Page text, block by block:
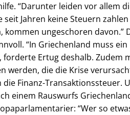
“Darunter leiden vor allem
seit Jahren keine Steuern
kommen ungeschoren davon.”
“In Griechenland muss ein
forderte Ertug deshalb. Zudem
werden, die die Krise
Finanz-Transaktionssteuer.
einem Rauswurfs
“Wer so